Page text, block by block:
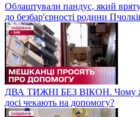
Облаштували пандус, який
до безбар'єрності родини
ДВА ТИЖНІ БЕЗ ВІКОН. Чому
досі чекають на допомогу?